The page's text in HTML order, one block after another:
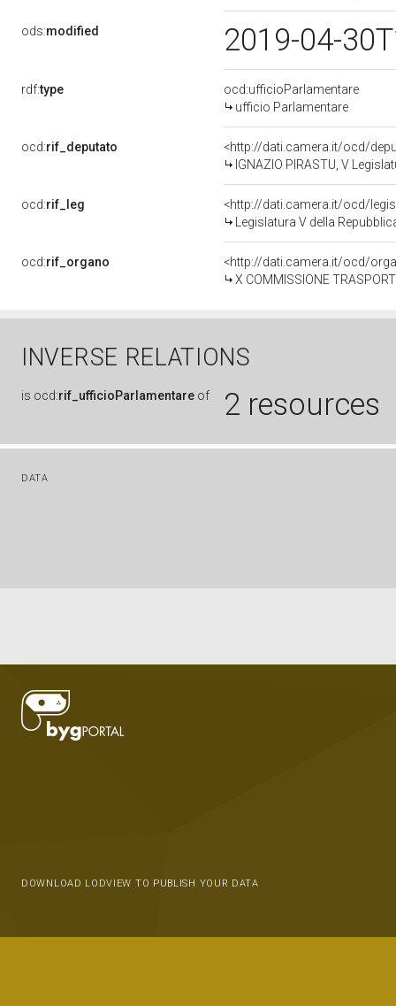
ods:modified 2019-04-
rdf:type
ocd:ufficioParlamentare
ufficio Parlamentare
ocd:rif_deputato
<http://dati.camera.it/ocd/
IGNAZIO PIRASTU, V
ocd:rif_leg
<http://dati.camera.it/ocd/
Legislatura V della
ocd:rif_organo
<http://dati.camera.it/ocd/
X COMMISSIONE
INVERSE RELATIONS
is ocd:rif_ufficioParlamentare of 2 resources
DATA
DOWNLOAD LODVIEW TO PUBLISH YOUR DATA